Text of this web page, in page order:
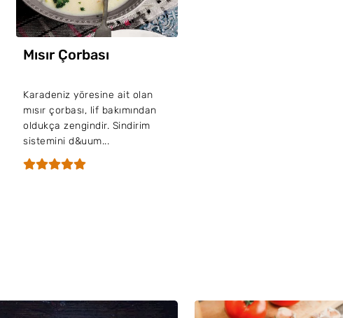
Mısır Çorbası
Karadeniz yöresine ait olan
mısır çorbası, lif bakımından
oldukça zengindir. Sindirim
sistemini d&uum...